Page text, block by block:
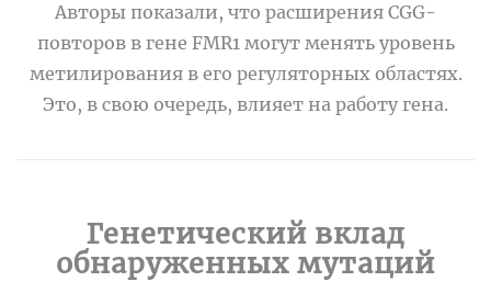
Авторы показали, что расширения CGG-
повторов в гене FMR1 могут менять уровень
метилирования в его регуляторных областях.
Это, в свою очередь, влияет на работу гена.
Генетический вклад
обнаруженных мутаций